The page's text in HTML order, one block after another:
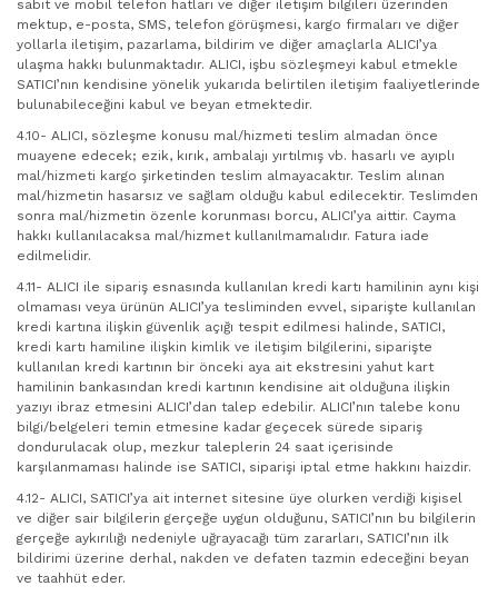
sabit ve mobil telefon hatları ve diğer iletişim bilgileri üzerinden
mektup, e-posta, SMS, telefon görüşmesi, kargo firmaları ve diğer
yollarla iletişim, pazarlama, bildirim ve diğer amaçlarla ALICI’ya
ulaşma hakkı bulunmaktadır. ALICI, işbu sözleşmeyi kabul etmekle
SATICI’nın kendisine yönelik yukarıda belirtilen iletişim faaliyetlerinde
bulunabileceğini kabul ve beyan etmektedir.
4.10- ALICI, sözleşme konusu mal/hizmeti teslim almadan önce
muayene edecek; ezik, kırık, ambalajı yırtılmış vb. hasarlı ve ayıplı
mal/hizmeti kargo şirketinden teslim almayacaktır. Teslim alınan
mal/hizmetin hasarsız ve sağlam olduğu kabul edilecektir. Teslimden
sonra mal/hizmetin özenle korunması borcu, ALICI’ya aittir. Cayma
hakkı kullanılacaksa mal/hizmet kullanılmamalıdır. Fatura iade
edilmelidir.
4.11- ALICI ile sipariş esnasında kullanılan kredi kartı hamilinin aynı kişi
olmaması veya ürünün ALICI’ya tesliminden evvel, siparişte kullanılan
kredi kartına ilişkin güvenlik açığı tespit edilmesi halinde, SATICI,
kredi kartı hamiline ilişkin kimlik ve iletişim bilgilerini, siparişte
kullanılan kredi kartının bir önceki aya ait ekstresini yahut kart
hamilinin bankasından kredi kartının kendisine ait olduğuna ilişkin
yazıyı ibraz etmesini ALICI’dan talep edebilir. ALICI’nın talebe konu
bilgi/belgeleri temin etmesine kadar geçecek sürede sipariş
dondurulacak olup, mezkur taleplerin 24 saat içerisinde
karşılanmaması halinde ise SATICI, siparişi iptal etme hakkını haizdir.
4.12- ALICI, SATICI’ya ait internet sitesine üye olurken verdiği kişisel
ve diğer sair bilgilerin gerçeğe uygun olduğunu, SATICI’nın bu bilgilerin
gerçeğe aykırılığı nedeniyle uğrayacağı tüm zararları, SATICI’nın ilk
bildirimi üzerine derhal, nakden ve defaten tazmin edeceğini beyan
ve taahhüt eder.